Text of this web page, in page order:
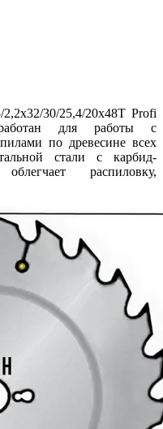
30/25,4/20х48Т Profi
для работы с
по древесине всех
стали с карбид-
распиловку,